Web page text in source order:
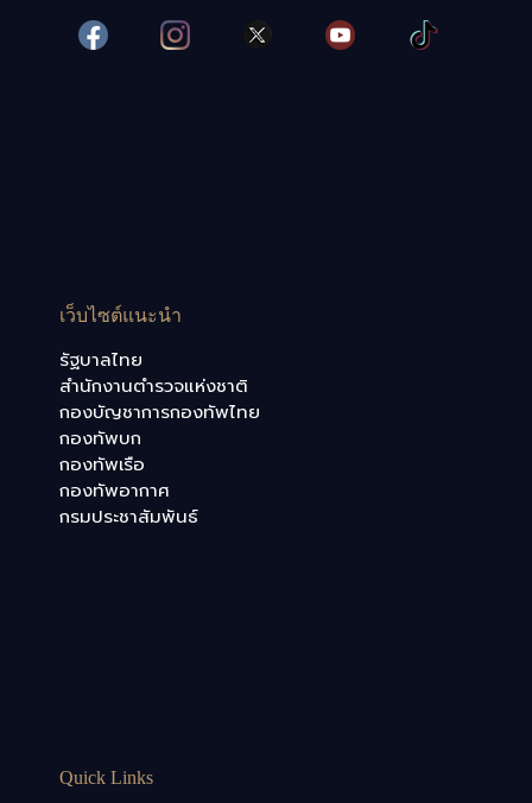
เว็บไซต์แนะนำ
รัฐบาลไทย
สำนักงานตำรวจแห่งชาติ
กองบัญชาการกองทัพไทย
กองทัพบก
กองทัพเรือ
กองทัพอากาศ
กรมประชาสัมพันธ์
Quick Links